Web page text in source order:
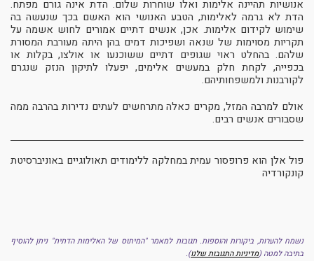
אנושיות תהיינה אלימות ואלו שוחרות שלום. הדת אינה גורם מפתח.
הדת לא גרמה לאלימות, הטבע האנושי הוא האשם בכך שנעשה בה
שימוש לקידום אלימות. אכן, אנשים דתיים אמורים לחוש אשמה על
תקריות מסוימות של שנאה ושפיכות דמים בהן היתה מעורבת המסורת
שלהם. בהחלט ראוי שגופים דתיים ששוכנעו או אולצו, בקלות או
בכפייה, לקחת חלק במעשים אלימים, יפעלו לתיקון הנזק שנגרם
לקורבנות ולמשפחותיהם.
אולם למרבה המזל, מקרים כאלה מתרחשים לעתים נדירות בהרבה ממה
שסבורים אנשים רבים.
פול אלן הוא פרופסור עמית במחלקה ללימודים תאולוגיים באוניברסיטת
קונקורדיה
נשמח להערות, ביקורות והוספות. תגובות למאמר "המיתוס של האלימות הדתית" ניתן להוסיף
בתיבה למטה (מדיניות התגובות שלנו).